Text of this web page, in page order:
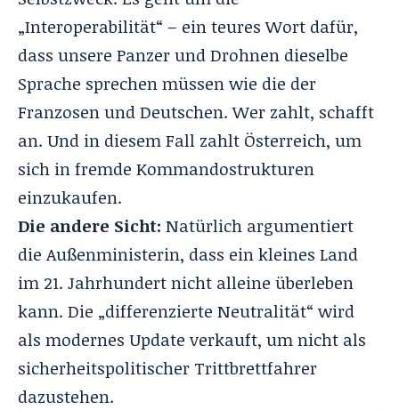
„Interoperabilität“ – ein teures Wort dafür,
dass unsere Panzer und Drohnen dieselbe
Sprache sprechen müssen wie die der
Franzosen und Deutschen. Wer zahlt, schafft
an. Und in diesem Fall zahlt Österreich, um
sich in fremde Kommandostrukturen
einzukaufen.
Die andere Sicht: Natürlich argumentiert
die Außenministerin, dass ein kleines Land
im 21. Jahrhundert nicht alleine überleben
kann. Die „differenzierte Neutralität“ wird
als modernes Update verkauft, um nicht als
sicherheitspolitischer Trittbrettfahrer
dazustehen.